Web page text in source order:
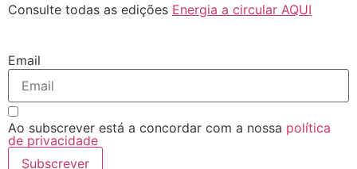
Consulte todas as edições Energia a circular AQUI
Email
Ao subscrever está a concordar com a nossa política
de privacidade
Subscrever